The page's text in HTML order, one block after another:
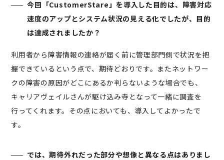
今回「CustomerStare」を導入した目的は、障害対応
速度のアップとシステム状況の見える化でしたが、目的
は達成されましたか？
利用者から障害情報の連絡が届く前に管理部門側で状況を把
握できているという点で、期待どおりです。またネットワー
クの障害の原因がどこにあるか判らないような場合でも、
キャリアヴェイルさんが駆け込み寺となって一緒に調査を
行ってくれます。その点においても、導入してよかったで
す。
では、期待外れだった部分や想像と異なる点はありまし